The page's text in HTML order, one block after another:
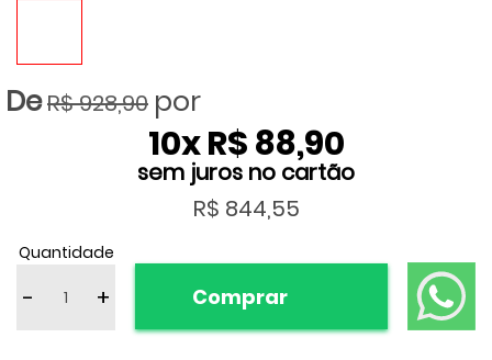
R$ 928,90
10xR$ 88,90
R$ 844,55
Quantidade
- + Comprar